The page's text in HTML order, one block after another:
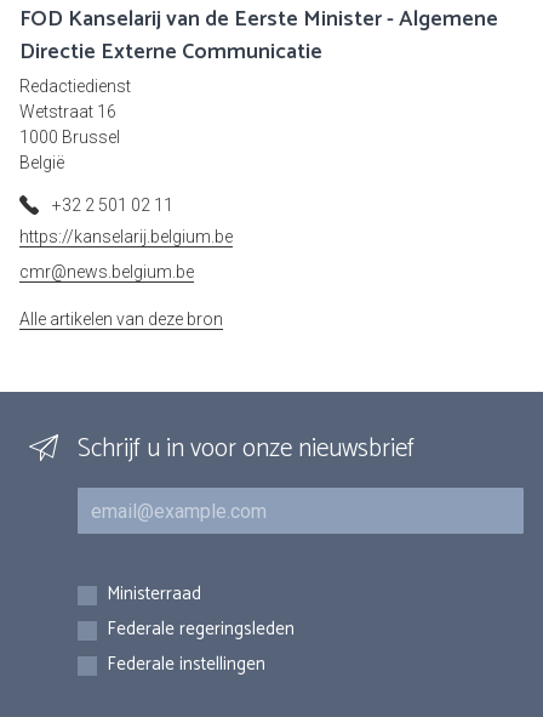
FOD Kanselarij van de Eerste Minister - Algemene
Directie Externe Communicatie
Redactiedienst
Wetstraat 16
1000 Brussel
België
+32 2 501 02 11
https://kanselarij.belgium.be
cmr@news.belgium.be
Alle artikelen van deze bron
Schrijf u in voor onze nieuwsbrief
E-mail
Inschrijvingen
Ministerraad
Federale regeringsleden
Federale instellingen